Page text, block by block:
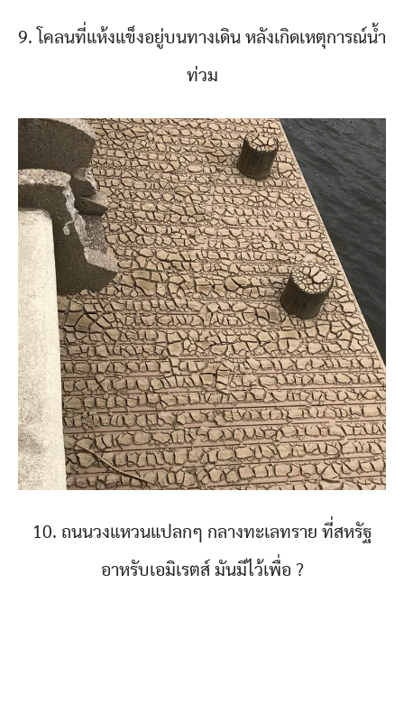
9. โคลนที่แห้งแข็งอยู่บนทางเดิน หลังเกิดเหตุการณ์น้ำ
ท่วม
10. ถนนวงแหวนแปลกๆ กลางทะเลทราย ที่สหรัฐ
อาหรับเอมิเรตส์ มันมีไว้เพื่อ ?